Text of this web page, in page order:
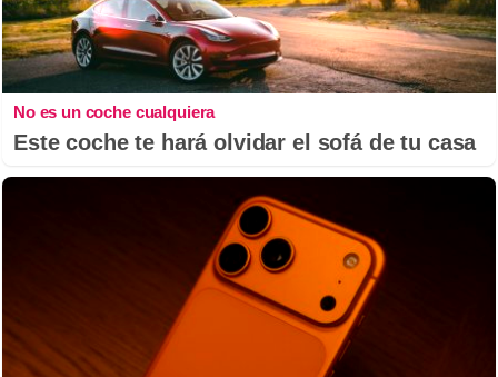
No es un coche cualquiera
Este coche te hará olvidar el sofá de tu casa